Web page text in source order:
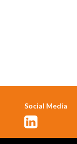
Social Media